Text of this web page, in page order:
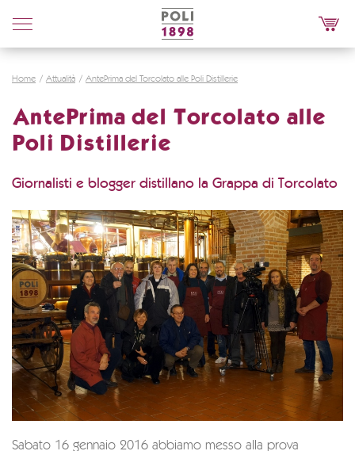
Poli
Distillerie
Home Attualità AntePrima del Torcolato alle Poli Distillerie
AntePrima del Torcolato alle
Poli Distillerie
Giornalisti e blogger distillano la Grappa di Torcolato
Sabato 16 gennaio 2016 abbiamo messo alla prova